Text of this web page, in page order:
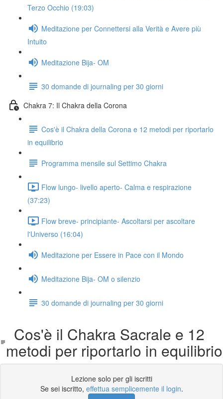
Terzo Occhio (19:03)
Meditazione per Connettersi alla Verità e Avere più
Intuito
Meditazione Bija- OM
30 domande di journaling per 30 giorni
Chakra 7: Il Chakra della Corona
Cos'è il Chakra della Corona e 12 metodi per riportarlo
in equilibrio
Programma mensile sul Settimo Chakra
Flow lungo- livello aperto- Calma e respirazione
(37:23)
Flow breve- principiante- Ascoltarsi per ascoltare
l'Universo (16:04)
Meditazione per Essere in Pace con il Mondo
Meditazione Bija- OM o silenzio
30 domande di journaling per 30 giorni
Cos'è il Chakra Sacrale e 12
metodi per riportarlo in equilibrio
Lezione solo per gli iscritti
Se sei iscritto, effettua semplicemente il login.